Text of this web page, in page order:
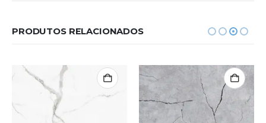
PRODUTOS RELACIONADOS